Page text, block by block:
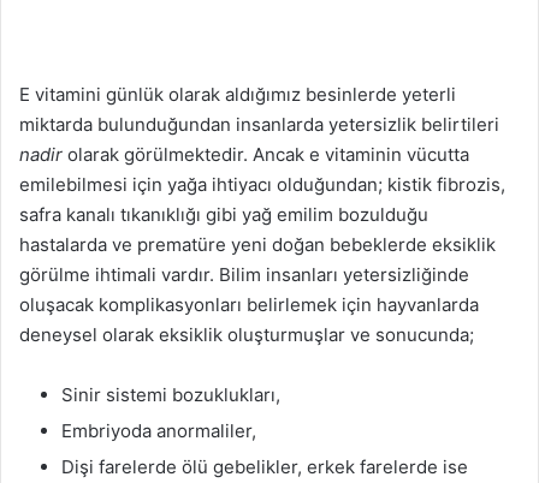
E vitamini günlük olarak aldığımız besinlerde yeterli
miktarda bulunduğundan insanlarda yetersizlik belirtileri
nadir olarak görülmektedir. Ancak e vitaminin vücutta
emilebilmesi için yağa ihtiyacı olduğundan; kistik fibrozis,
safra kanalı tıkanıklığı gibi yağ emilim bozulduğu
hastalarda ve prematüre yeni doğan bebeklerde eksiklik
görülme ihtimali vardır. Bilim insanları yetersizliğinde
oluşacak komplikasyonları belirlemek için hayvanlarda
deneysel olarak eksiklik oluşturmuşlar ve sonucunda;
Sinir sistemi bozuklukları,
Embriyoda anormaliler,
Dişi farelerde ölü gebelikler, erkek farelerde ise